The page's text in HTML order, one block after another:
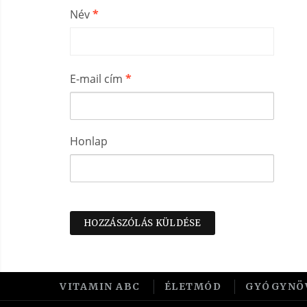
Név*
E-mail cím *
Honlap
VITAMIN ABC ÉLETMÓD